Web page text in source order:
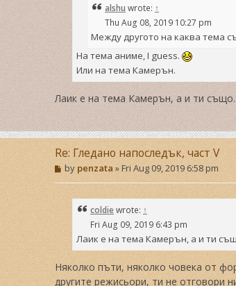
alshu wrote: ↑
Thu Aug 08, 2019 10:27 pm
Между другото на каква тема
На тема аниме, I guess.
Или на тема Камерън.
Лаик е на тема Камерън, а и ти
Re: Гледано напоследък, част V
P
o
s
t
bypenzata »Fri Aug 09, 2019 6:58 pm
coldiewrote: ↑
Fri Aug 09, 2019 6:43 pm
Лаик е на тема Камерън, а и ти
Няколко пъти, няколко човека от
другите режисьори, ти не отговори